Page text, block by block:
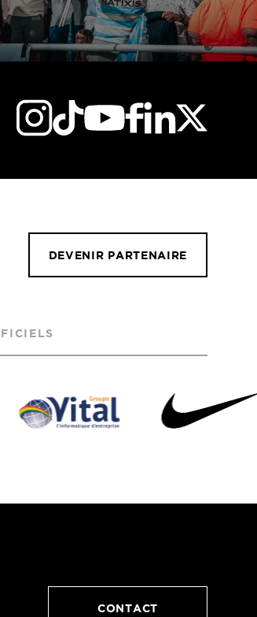
DEVENIR PARTENAIRE
CONTACT